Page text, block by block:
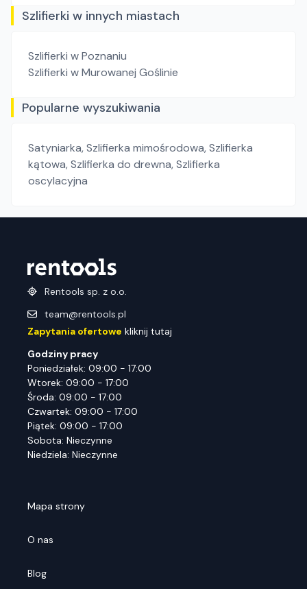
Szlifierki w innych miastach
Szlifierki w Poznaniu
Szlifierki w Murowanej Goślinie
Popularne wyszukiwania
Satyniarka,Szlifierka mimośrodowa,Szlifierka
kątowa,Szlifierka do drewna,Szlifierka
oscylacyjna
Rentools sp. z o.o.
team@rentools.pl
Zapytania ofertowe kliknij tutaj
Godziny pracy
Poniedziałek: 09:00 - 17:00
Wtorek: 09:00 - 17:00
Środa: 09:00 - 17:00
Czwartek: 09:00 - 17:00
Piątek: 09:00 - 17:00
Sobota: Nieczynne
Niedziela: Nieczynne
Mapa strony
O nas
Blog